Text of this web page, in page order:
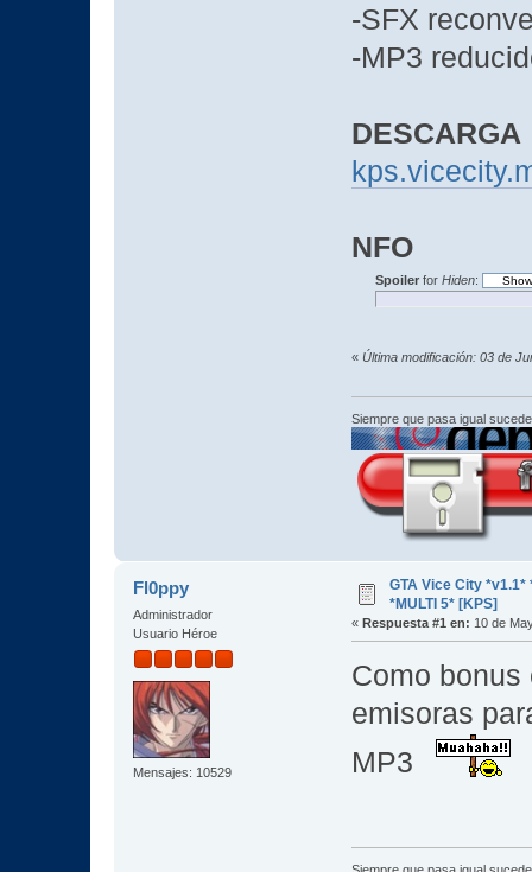
-SFX
-MP3
DESCARGA
NFO
Spoilerfor Hiden:
« Última modificación: 03 de
Siempre que pasa igual
Fl0ppy
Administrador
Usuario Héroe
Mensajes: 10529
GTA Vice City *v1.1*
*MULTI 5* [KPS]
« Respuesta #1 en: 10 de
Como
emisoras
MP3